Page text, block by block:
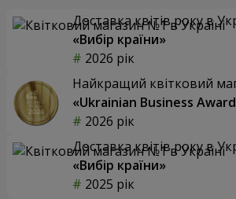
Доставка квітів року в
«Вибір країни»
2026 рік
Найкращий квітковий
«Ukrainian Business
2026 рік
Доставка квітів року в
«Вибір країни»
2025 рік